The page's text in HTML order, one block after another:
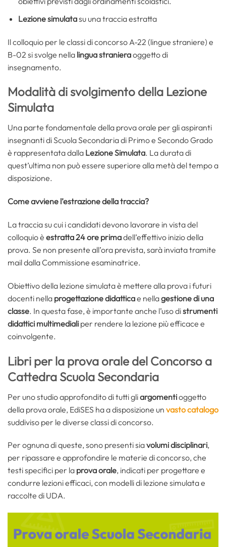
Lezione simulatasu una traccia estratta
Il colloquio per le classi di concorso A-22 (lingue straniere) e
B-02 si svolge nella lingua stranieraoggetto di
insegnamento.
Modalità di svolgimento della Lezione
Simulata
Una parte fondamentale della prova orale per gli aspiranti
insegnanti di Scuola Secondaria di Primo e Secondo Grado
è rappresentata dalla Lezione Simulata. La durata di
quest’ultima non può essere superiore alla metà del tempo a
disposizione.
Come avviene l’estrazione della traccia?
La traccia su cui i candidati devono lavorare in vista del
colloquio è estratta 24 ore primadell’effettivo inizio della
prova. Se non presente all’ora prevista, sarà inviata tramite
mail dalla Commissione esaminatrice.
Obiettivo della lezione simulata è mettere alla prova i futuri
docenti nella progettazione didatticae nellagestione di una
classe. In questa fase, è importante anche l’uso distrumenti
didattici multimediali per rendere la lezione più efficace e
coinvolgente.
Libri per la prova orale del Concorso a
Cattedra Scuola Secondaria
Per uno studio approfondito di tutti gliargomentioggetto
della prova orale, EdiSES ha a disposizione un vasto catalogo
suddiviso per le diverse classi di concorso.
Per ognuna di queste, sono presenti siavolumi disciplinari,
per ripassare e approfondire le materie di concorso, che
testi specifici per la prova orale, indicati per progettare e
condurre lezioni efficaci, con modelli di lezione simulata e
raccolte di UDA.